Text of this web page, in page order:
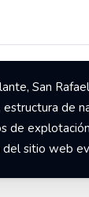
San
de
de
del sitio web